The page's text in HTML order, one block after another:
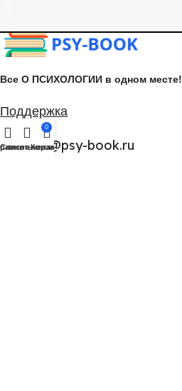
Все О ПСИХОЛОГИИ в одном месте!
Поддержка
support@psy-book.ru
Список желаний
0
Корзина